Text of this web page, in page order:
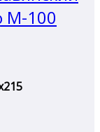
М-100